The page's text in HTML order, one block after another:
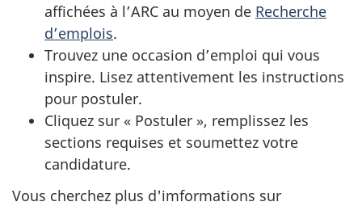
affichées à l’ARC au moyen de Recherche
d’emplois.
Trouvez une occasion d’emploi qui vous
inspire. Lisez attentivement les instructions
pour postuler.
Cliquez sur « Postuler », remplissez les
sections requises et soumettez votre
candidature.
Vous cherchez plus d'imformations sur